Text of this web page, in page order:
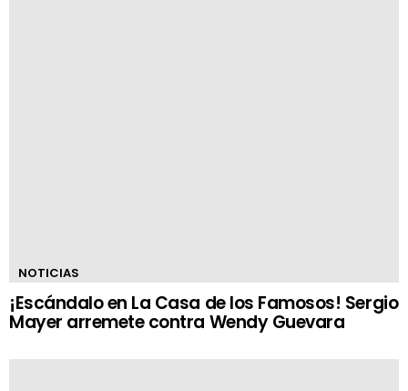
NOTICIAS
¡Escándalo en La Casa de los Famosos! Sergio
Mayer arremete contra Wendy Guevara